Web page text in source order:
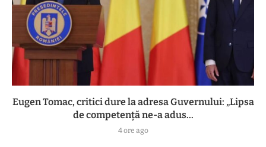
Eugen Tomac, critici dure la adresa Guvernului: „Lipsa
de competență ne-a adus...
4 ore ago